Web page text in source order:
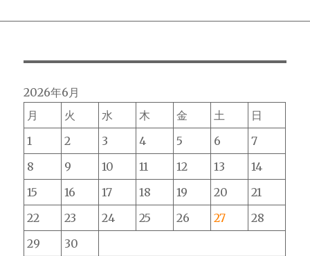
ン
ー
レ
コ
ー
ス
の
お
知
ら
2026年6月
月
火 水 木 金 土
日
1
2 3 4 5 6
7
8
9 10 11 12 13
14
15
16 17 18 19 20
21
22
23 24 25 26 27
28
29
30